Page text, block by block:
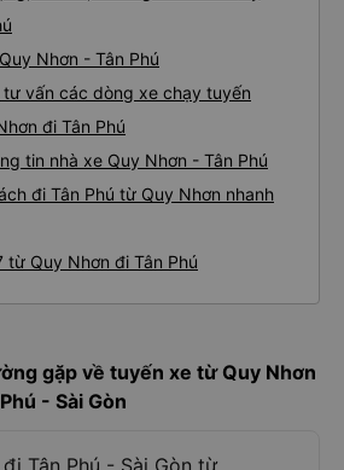
Nhơn - Tân Phú
tư vấn các dòng xe chạy tuyến
đi Tân Phú
tin nhà xe Quy Nhơn - Tân Phú
đi Tân Phú từ Quy Nhơn nhanh
Quy Nhơn đi Tân Phú
gặp về tuyến xe từ Quy Nhơn
- Sài Gòn
Tân Phú - Sài Gòn từ